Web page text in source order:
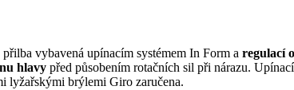
vybavená upínacím systémem In Form a regulací
hlavy před působením rotačních sil při nárazu.
lyžařskými brýlemi Giro zaručena.